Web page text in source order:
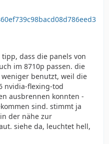
dass die panels von
im 8710p passen. die
benutzt, weil die
nvidia-flexing-tod
ausbrennen konnten -
sind. stimmt ja
der nähe zur
siehe da, leuchtet hell,